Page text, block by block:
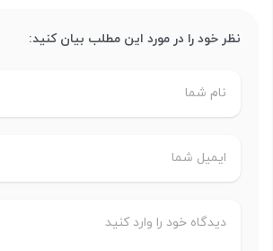
نظر خود را در مورد این مطلب بیان کنید: